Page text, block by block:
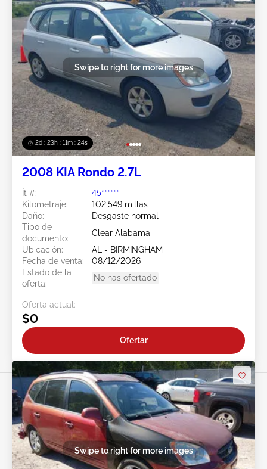
2d : 23h : 11m : 21s
Swipe to right for more images
2008 KIA Rondo 2.7L
Ít #:
45******
Kilometraje:
102,549 millas
Daño:
Desgaste normal
Tipo de
documento:
Clear Alabama
Ubicación:
AL - BIRMINGHAM
Fecha de venta:
08/12/2026
Estado de la
oferta:
No has ofertado
Oferta actual:
$0
Ofertar
Swipe to right for more images